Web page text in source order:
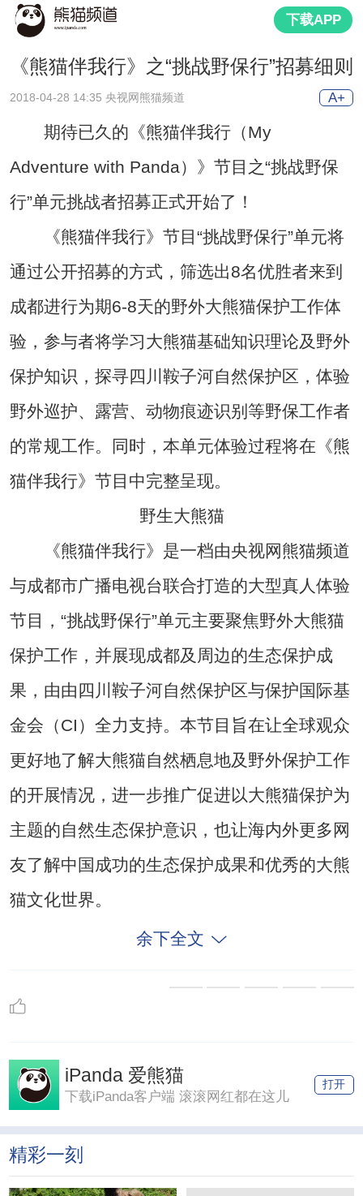
下载APP
《熊猫伴我行》之“挑战野保行”招募细则
2018-04-28 14:35 央视网熊猫频道 A+
期待已久的《熊猫伴我行（My
Adventure with Panda）》节目之“挑战野保
行”单元挑战者招募正式开始了！
《熊猫伴我行》节目“挑战野保行”单元将
通过公开招募的方式，筛选出8名优胜者来到
成都进行为期6-8天的野外大熊猫保护工作体
验，参与者将学习大熊猫基础知识理论及野外
保护知识，探寻四川鞍子河自然保护区，体验
野外巡护、露营、动物痕迹识别等野保工作者
的常规工作。同时，本单元体验过程将在《熊
猫伴我行》节目中完整呈现。
野生大熊猫
《熊猫伴我行》是一档由央视网熊猫频道
与成都市广播电视台联合打造的大型真人体验
节目，“挑战野保行”单元主要聚焦野外大熊猫
保护工作，并展现成都及周边的生态保护成
果，由由四川鞍子河自然保护区与保护国际基
金会（CI）全力支持。本节目旨在让全球观众
更好地了解大熊猫自然栖息地及野外保护工作
主题的自然生态保护意识，也让海内外更多网
友了解中国成功的生态保护成果和优秀的大熊
猫文化世界。